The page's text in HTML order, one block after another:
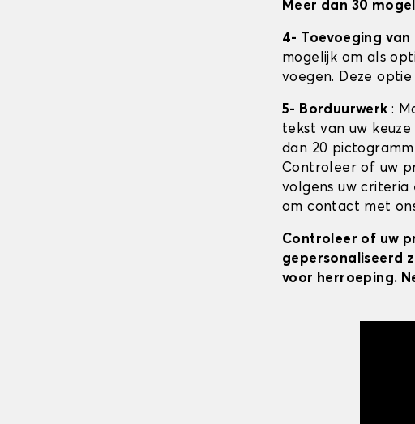
Meer dan 30
4- Toevoeging van
mogelijk om als
voegen. Deze
5- Borduurwerk :
tekst van uw
dan 20
Controleer of uw
volgens uw criteria
om contact met
Controleer of uw
gepersonaliseerd
voor herroeping.